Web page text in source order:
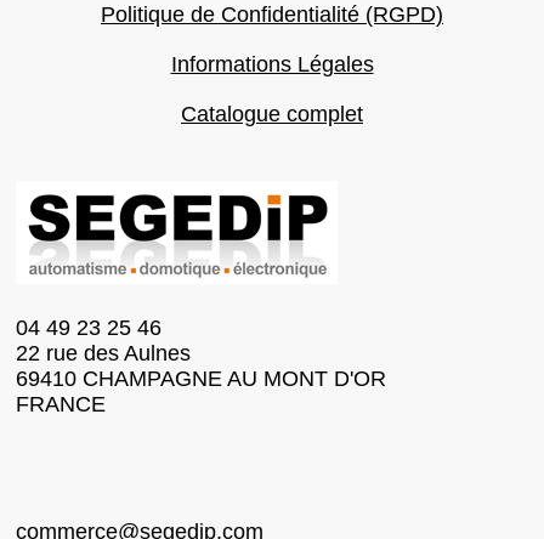
Politique de Confidentialité (RGPD)
Informations Légales
Catalogue complet
04 49 23 25 46
22 rue des Aulnes
69410 CHAMPAGNE AU MONT D'OR
FRANCE
commerce@segedip.com